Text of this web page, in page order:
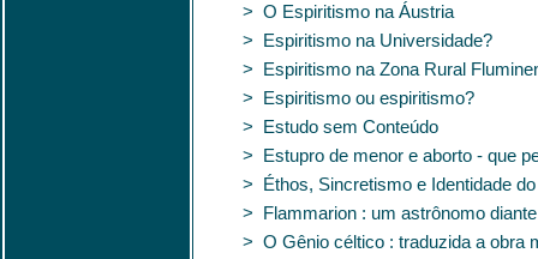
> O Espiritismo na Áustria
> Espiritismo na Universidade?
> Espiritismo na Zona Rural
> Espiritismo ou espiritismo?
> Estudo sem Conteúdo
> Estupro de menor e aborto - que
> Éthos, Sincretismo e Identidade
> Flammarion : um astrônomo
> O Gênio céltico : traduzida a obra